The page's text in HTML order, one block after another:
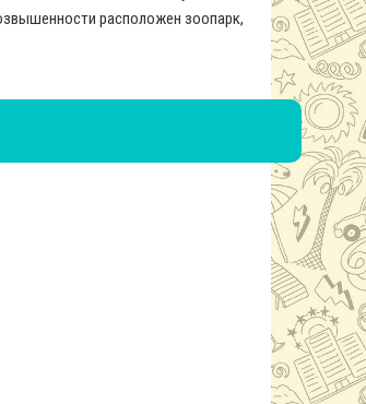
расположен зоопарк,